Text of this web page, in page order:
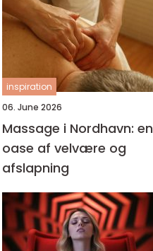
inspiration
06. June 2026
Massage i Nordhavn: en
oase af velvære og
afslapning